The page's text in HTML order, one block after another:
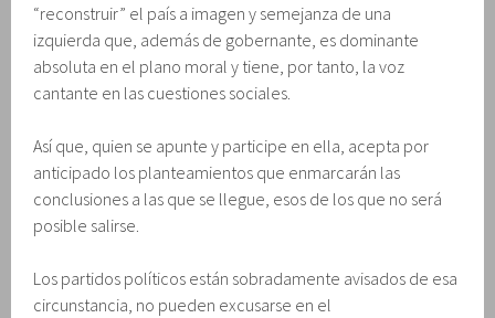
“reconstruir” el país a imagen y semejanza de una
izquierda que, además de gobernante, es dominante
absoluta en el plano moral y tiene, por tanto, la voz
cantante en las cuestiones sociales.
Así que, quien se apunte y participe en ella, acepta por
anticipado los planteamientos que enmarcarán las
conclusiones a las que se llegue, esos de los que no será
posible salirse.
Los partidos políticos están sobradamente avisados de esa
circunstancia, no pueden excusarse en el